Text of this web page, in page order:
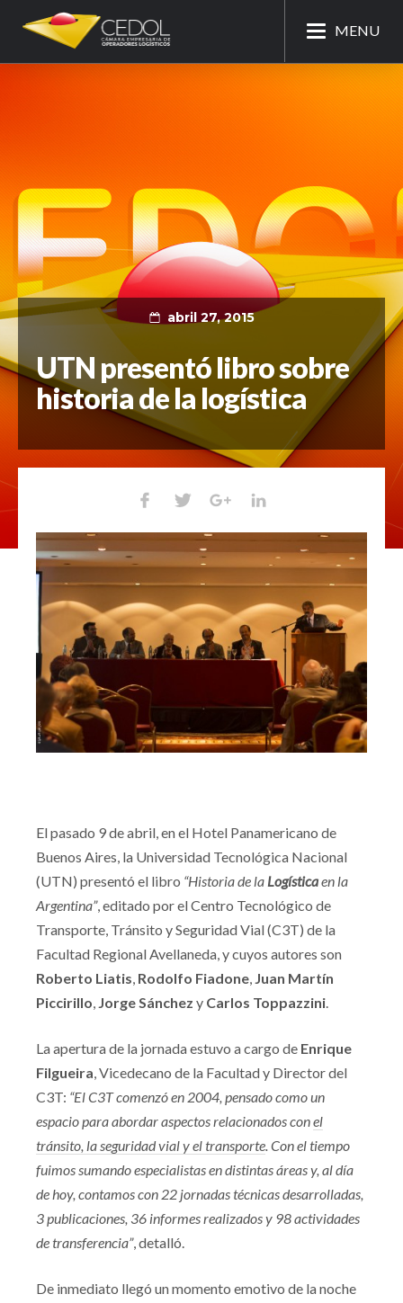
MENU
abril 27, 2015
UTN presentó libro sobre
historia de la logística
El pasado 9 de abril, en el Hotel Panamericano de
Buenos Aires, la Universidad Tecnológica Nacional
(UTN) presentó el libro “Historia de la Logísticaen la
Argentina”, editado por el Centro Tecnológico de
Transporte, Tránsito y Seguridad Vial (C3T) de la
Facultad Regional Avellaneda, y cuyos autores son
Roberto Liatis, Rodolfo Fiadone, Juan Martín
Piccirillo, Jorge Sánchez y Carlos Toppazzini.
La apertura de la jornada estuvo a cargo de Enrique
Filgueira, Vicedecano de la Facultad y Director del
C3T: “El C3T comenzó en 2004, pensado como un
espacio para abordar aspectos relacionados conel
tránsito, la seguridad vial y el transporte. Con el tiempo
fuimos sumando especialistas en distintas áreas y, al día
de hoy, contamos con 22 jornadas técnicas desarrolladas,
3 publicaciones, 36 informes realizados y 98 actividades
de transferencia”, detalló.
De inmediato llegó un momento emotivo de la noche